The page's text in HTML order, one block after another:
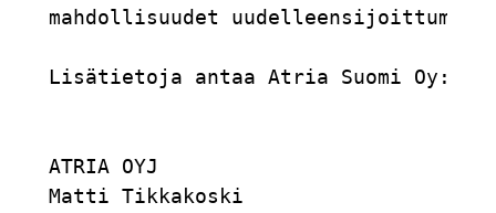
mahdollisuudet
Lisätietoja antaa Atria Suomi Oy:n
Matti